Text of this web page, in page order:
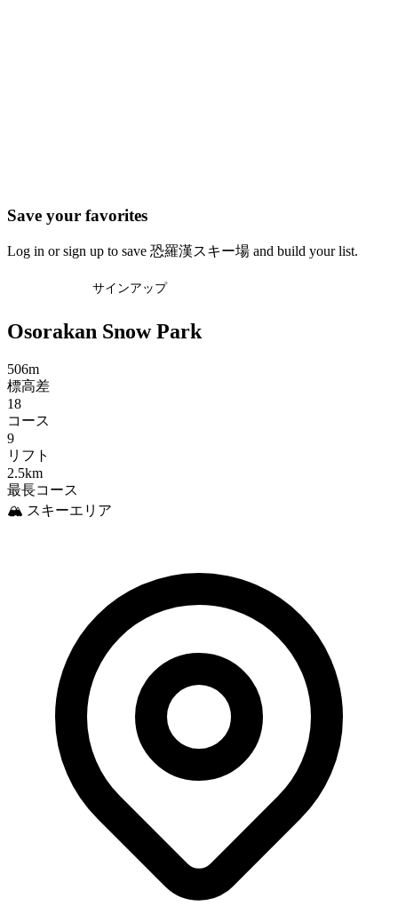
Save your favorites
Log in or sign up to save 恐羅漢スキー場 and build your list.
サインアップ
Osorakan Snow Park
506m
標高差
18
コース
9
リフト
2.5km
最長コース
🏔️ スキーエリア